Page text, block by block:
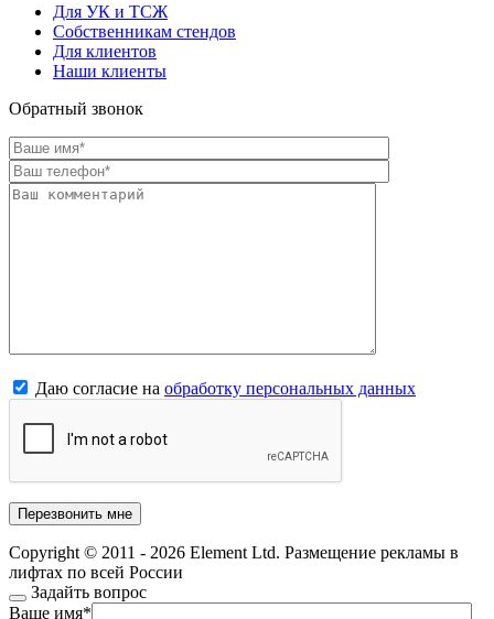
Для УК и ТСЖ
Собственникам стендов
Для клиентов
Наши клиенты
Обратный звонок
Даю согласие на обработку персональных данных
Copyright © 2011 - 2026 Element Ltd. Размещение рекламы в
лифтах по всей России
Задайть вопрос
Ваше имя*